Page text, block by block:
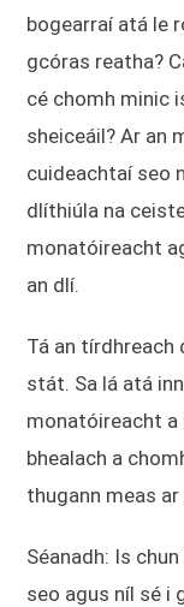
bogearraí atá le
gcóras reatha?
cé chomh minic
sheiceáil? Ar an
cuideachtaí seo
dlíthiúla na
monatóireacht
an dlí.
Tá an
stát. Sa lá atá
monatóireacht a
bhealach a
thugann meas
Séanadh: Is
seo agus níl sé i